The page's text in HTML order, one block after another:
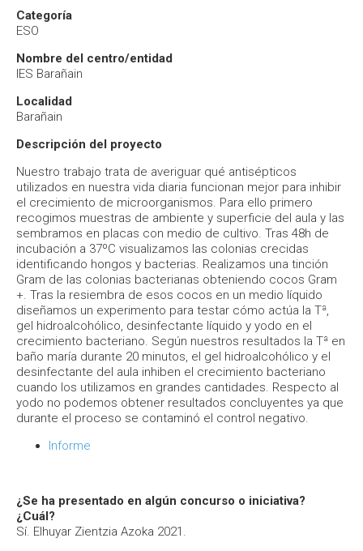
Categoría
ESO
Nombre del centro/entidad
IES Barañain
Localidad
Barañain
Descripción del proyecto
Nuestro trabajo trata de averiguar qué antisépticos
utilizados en nuestra vida diaria funcionan mejor para inhibir
el crecimiento de microorganismos. Para ello primero
recogimos muestras de ambiente y superficie del aula y las
sembramos en placas con medio de cultivo. Tras 48h de
incubación a 37ºC visualizamos las colonias crecidas
identificando hongos y bacterias. Realizamos una tinción
Gram de las colonias bacterianas obteniendo cocos Gram
+. Tras la resiembra de esos cocos en un medio líquido
diseñamos un experimento para testar cómo actúa la Tª,
gel hidroalcohólico, desinfectante líquido y yodo en el
crecimiento bacteriano. Según nuestros resultados la Tª en
baño maría durante 20 minutos, el gel hidroalcohólico y el
desinfectante del aula inhiben el crecimiento bacteriano
cuando los utilizamos en grandes cantidades. Respecto al
yodo no podemos obtener resultados concluyentes ya que
durante el proceso se contaminó el control negativo.
Informe
¿Se ha presentado en algún concurso o iniciativa?
¿Cuál?
Sí. Elhuyar Zientzia Azoka 2021.